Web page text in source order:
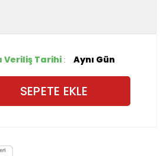
Veriliş Tarihi : Aynı Gün